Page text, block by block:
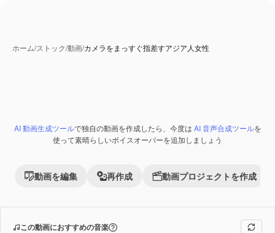
ホーム/ストック/動画/カメラをまっすぐ指差すアジア人女性
AI 動画生成ツールで独自の動画を作成したら、今度は AI 音声合成ツールを
使って素晴らしいボイスオーバーを追加しましょう
動画を編集 再作成 動画プロジェクトを作成
この動画におすすめの音楽